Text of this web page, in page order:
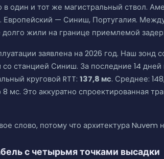
в один и тот же магистральный ствол.
— Синиш, Португалия.
долго жили на границе приемлемой
заявлена на 2026 год. Наш
со станцией Синиш. За последние 14
круговой RTT: 137,8 мс. Среднее:
мс. Это аккуратно спроектированная
слово, потому что архитектура Nuvem
с четырьмя точками высадки